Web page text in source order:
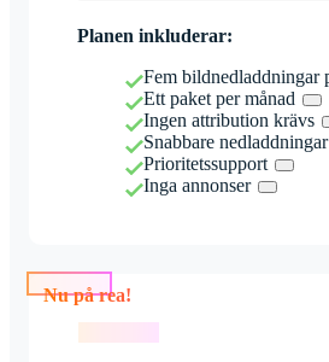
Planen inkluderar:
Fem bildnedladdningar
Ett paket per månad
Ingen attribution krävs
Snabbare nedladdningar
Prioritetssupport
Inga annonser
Nu på rea!